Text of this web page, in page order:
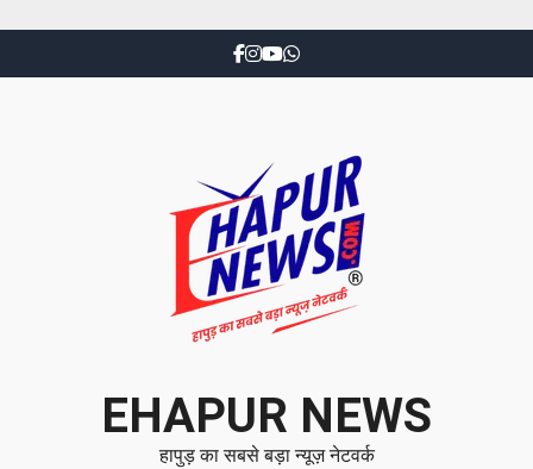
EHAPUR NEWS
हापुड़ का सबसे बड़ा न्यूज़ नेटवर्क